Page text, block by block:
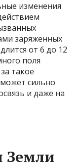
изменения
заряженных
от 6 до 12
поля
такое
сильно
и даже на
Земли